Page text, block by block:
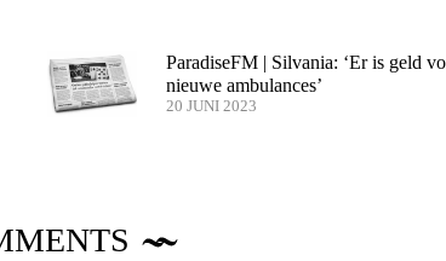
ParadiseFM | Silvania: ‘Er is geld
nieuwe ambulances’
20 JUNI 2023